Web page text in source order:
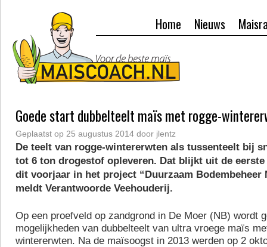
Nieuws
Home
Goede start dubbelteelt maïs met rogge-
Geplaatst op 25 augustus 2014 door jlentz
De teelt van rogge-wintererwten als tussenteelt bij
tot 6 ton drogestof opleveren. Dat blijkt uit de
dit voorjaar in het project “Duurzaam Bodembeheer
meldt Verantwoorde Veehouderij.
Op een proefveld op zandgrond in De Moer (NB) wordt
mogelijkheden van dubbelteelt van ultra vroege maïs
wintererwten. Na de maïsoogst in 2013 werden op 2